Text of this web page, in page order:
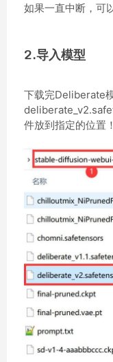
如果一直中断，可
2.导入模型
下载完Deliberate
件放到指定的位置！